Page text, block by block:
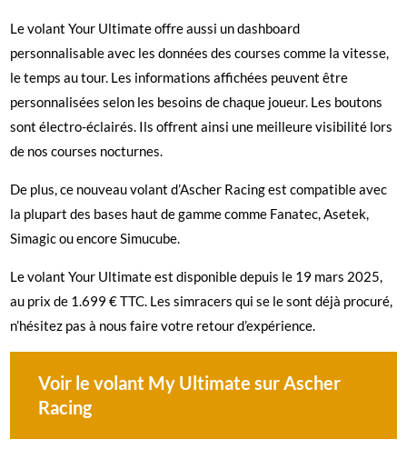
Le volant Your Ultimate offre aussi un dashboard
personnalisable avec les données des courses comme la vitesse,
le temps au tour. Les informations affichées peuvent être
personnalisées selon les besoins de chaque joueur. Les boutons
sont électro-éclairés. Ils offrent ainsi une meilleure visibilité lors
de nos courses nocturnes.
De plus, ce nouveau volant d’Ascher Racing est compatible avec
la plupart des bases haut de gamme comme Fanatec, Asetek,
Simagic ou encore Simucube.
Le volant Your Ultimate est disponible depuis le 19 mars 2025,
au prix de 1.699 € TTC. Les simracers qui se le sont déjà procuré,
n’hésitez pas à nous faire votre retour d’expérience.
Voir le volant My Ultimate sur Ascher
Racing